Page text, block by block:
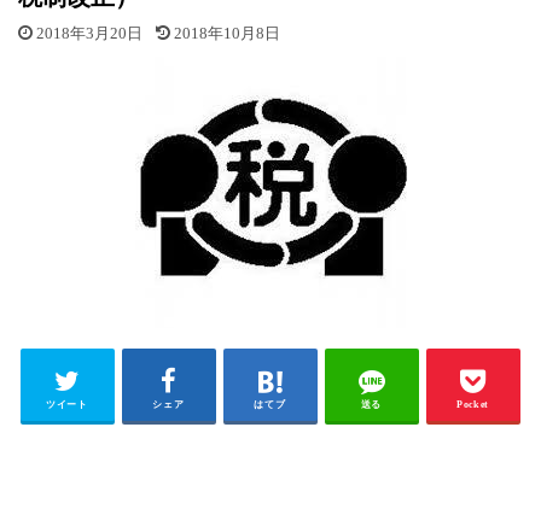
2018年3月20日 2018年10月8日
ツイート シェア はてブ 送る Pocket